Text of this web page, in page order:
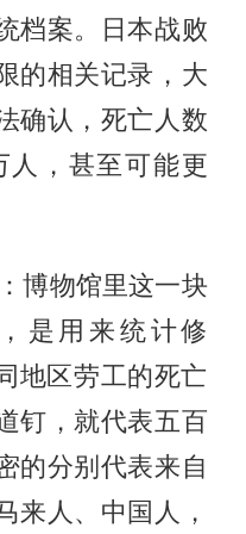
档案。日本战败
的相关记录，大
确认，死亡人数
人，甚至可能更
物馆里这一块
是用来统计修
地区劳工的死亡
钉，就代表五百
的分别代表来自
来人、中国人，